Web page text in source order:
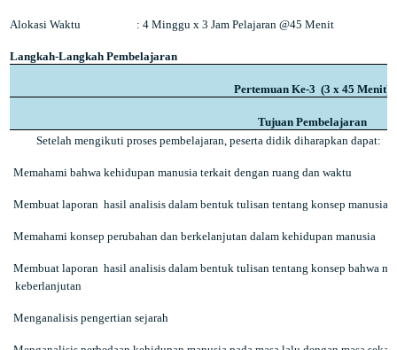
Alokasi Waktu : 4 Minggu x 3 Jam Pelajaran @45 Menit
Langkah-Langkah Pembelajaran
Pertemuan Ke-3 (3 x 45 Menit)
Tujuan Pembelajaran
Setelah mengikuti proses pembelajaran, peserta didik diharapkan dapat:
Memahami bahwa kehidupan manusia terkait dengan ruang dan waktu
Membuat laporan hasil analisis dalam bentuk tulisan tentang konsep manusia
Memahami konsep perubahan dan berkelanjutan dalam kehidupan manusia
Membuat laporan hasil analisis dalam bentuk tulisan tentang konsep bahwa
keberlanjutan
Menganalisis pengertian sejarah